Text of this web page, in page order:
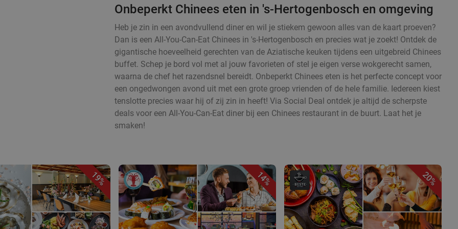
Onbeperkt Chinees eten in 's-Hertogenbosch en omgeving
Heb je zin in een avondvullend diner en wil je stiekem gewoon alles van de kaart proeven?
Dan is een All-You-Can-Eat Chinees in 's-Hertogenbosch en precies wat je zoekt! Ontdek de
gigantische hoeveelheid gerechten van de Aziatische keuken tijdens een uitgebreid Chinees
buffet. Schep je bord vol met al jouw favorieten of stel je eigen verse wokgerecht samen,
waarna de chef het razendsnel bereidt. Onbeperkt Chinees eten is het perfecte concept voor
een ongedwongen avond uit met een grote groep vrienden of de hele familie. Iedereen kiest
tenslotte precies waar hij of zij zin in heeft! Via Social Deal ontdek je altijd de scherpste
deals voor een All-You-Can-Eat diner bij een Chinees restaurant in de buurt. Laat het je
smaken!
19% 14% 20%